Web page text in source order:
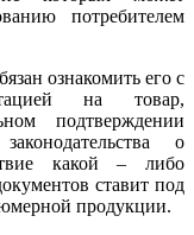
потребителем
ознакомить его с
на товар,
подтверждении
о
какой – либо
ставит под
продукции.